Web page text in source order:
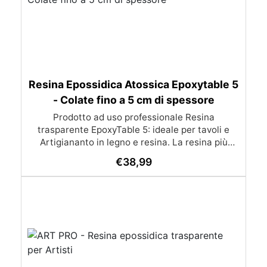
Resina Epossidica Atossica Epoxytable 5
- Colate fino a 5 cm di spessore
Prodotto ad uso professionale Resina
trasparente EpoxyTable 5: ideale per tavoli e
Artigiananto in legno e resina. La resina più
perfetta per colate di alto spessore fino a 5 cm.
Applicazioni Principali: Realizzazione di tavoli in
monete, pietre, ecc) Colate riempitive in
spessore dentro stampi e cassaforme
Caratteristiche principali: ✅ Bassissima
€38,99